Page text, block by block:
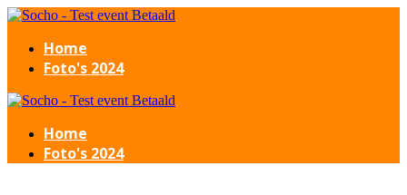
Home
Foto's 2024
Home
Foto's 2024